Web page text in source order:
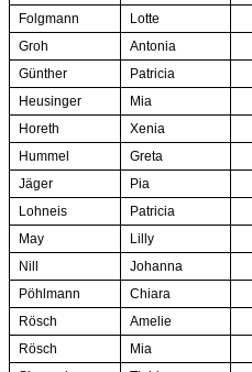
Folgmann
Lotte
Groh
Antonia
Günther
Patricia
Heusinger
Mia
Horeth
Xenia
Hummel
Greta
Jäger
Pia
Lohneis
Patricia
May
Lilly
Nill
Johanna
Pöhlmann
Chiara
Rösch
Amelie
Rösch
Mia